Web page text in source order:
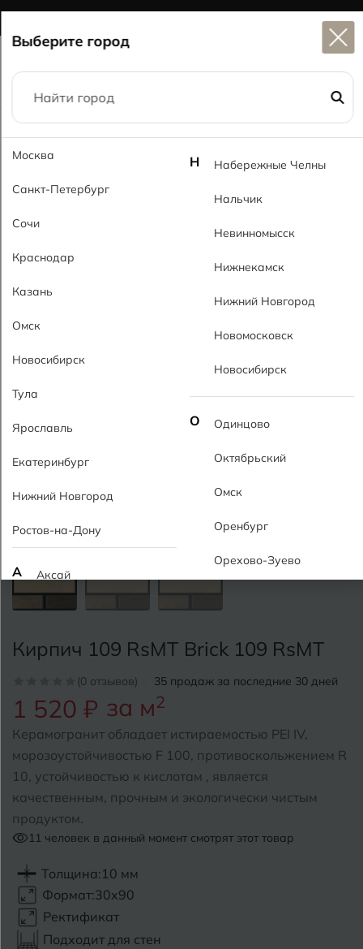
Главная Каталог 30x90 Кирпич 109 RsMT Brick 109 RsMT
Кирпич 109 RsMT Brick 109 RsMT
(0 отзывов) 35 продаж за последние 30 дней
1 520 ₽ за м2
Керамогранит обладает истираемостью PEI IV,
морозоустойчивостью F 100, противоскольжением R
10, устойчивостью к кислотам , является
качественным, прочным и экологически чистым
продуктом.
11 человек в данный момент смотрят этот товар
Толщина:10 мм
Формат:30x90
Ректификат
Подходит для стен
Выберите город
Москва
Санкт-Петербург
Сочи
Краснодар
Казань
Омск
Новосибирск
Тула
Ярославль
Екатеринбург
Нижний Новгород
Ростов-на-Дону
А Аксай
Алушта
Альметьевск
Армавир
Б Барнаул
Белгород
Белореченск
Боровичи
Брянск
Бугульма
Н Набережные Челны
Нальчик
Невинномысск
Нижнекамск
Нижний Новгород
Новомосковск
Новосибирск
О Одинцово
Октябрьский
Омск
Оренбург
Орехово-Зуево
П Пермь
Подольск
Псков
Ростов-на-Дону
Рыбинск